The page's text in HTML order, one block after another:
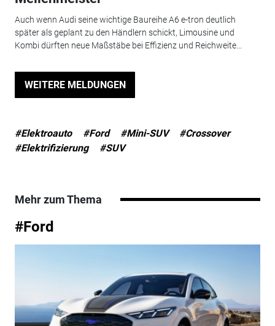
Auch wenn Audi seine wichtige Baureihe A6 e-tron deutlich
später als geplant zu den Händlern schickt, Limousine und
Kombi dürften neue Maßstäbe bei Effizienz und Reichweite...
WEITERE MELDUNGEN
#Elektroauto #Ford #Mini-SUV
#Crossover
#Elektrifizierung
#SUV
Mehr zum Thema
#Ford